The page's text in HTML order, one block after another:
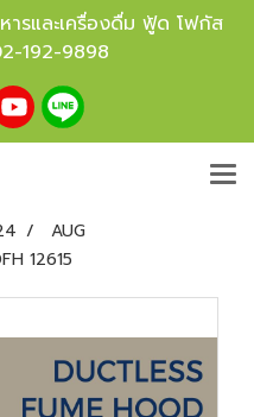
ารและเครื่องดื่ม ฟู้ด โฟกัส
192-9898
AUG
12615